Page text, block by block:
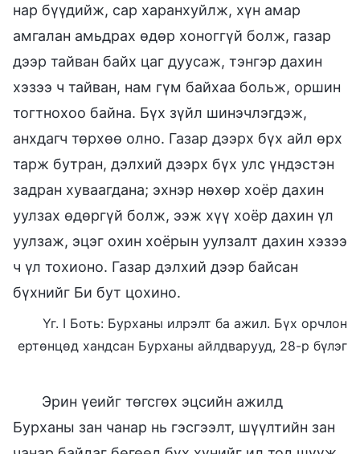
нар бүүдийж, сар харанхуйлж, хүн амар
амгалан амьдрах өдөр хоноггүй болж, газар
дээр тайван байх цаг дуусаж, тэнгэр дахин
хэзээ ч тайван, нам гүм байхаа больж, оршин
тогтнохоо байна. Бүх зүйл шинэчлэгдэж,
анхдагч төрхөө олно. Газар дээрх бүх айл өрх
тарж бутран, дэлхий дээрх бүх улс үндэстэн
задран хуваагдана; эхнэр нөхөр хоёр дахин
уулзах өдөргүй болж, ээж хүү хоёр дахин үл
уулзаж, эцэг охин хоёрын уулзалт дахин хэзээ
ч үл тохионо. Газар дэлхий дээр байсан
бүхнийг Би бут цохино.
Үг. I Боть: Бурханы илрэлт ба ажил. Бүх орчлон
ертөнцөд хандсан Бурханы айлдварууд, 28-р бүлэг
Эрин үеийг төгсгөх эцсийн ажилд
Бурханы зан чанар нь гэсгээлт, шүүлтийн зан